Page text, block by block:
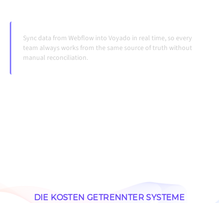
Sync data from Webflow into Voyado in real time, so every
team always works from the same source of truth without
manual reconciliation.
DIE KOSTEN GETRENNTER SYSTEME